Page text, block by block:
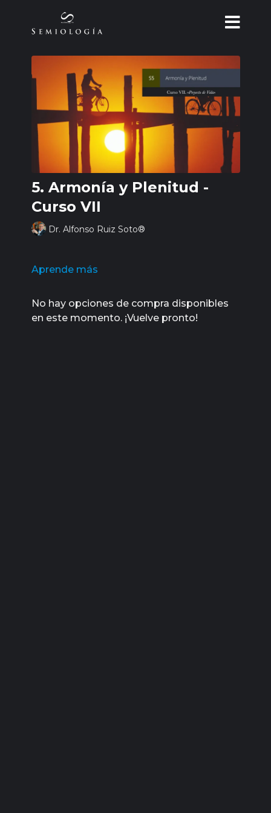
5. Armonía y Plenitud -
Curso VII
Dr. Alfonso Ruiz Soto®
Aprende más
No hay opciones de compra disponibles
en este momento. ¡Vuelve pronto!